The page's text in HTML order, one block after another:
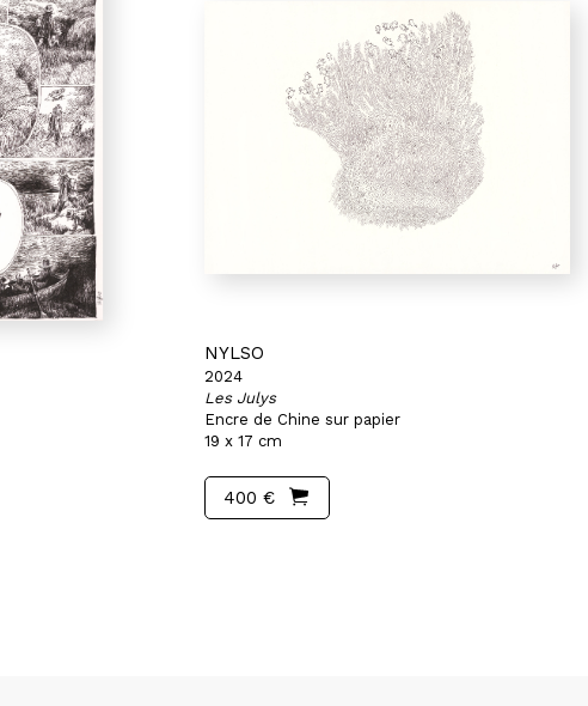
NYLSO
2024
Les Julys
Encre de Chine sur papier
19 x 17 cm
400 €